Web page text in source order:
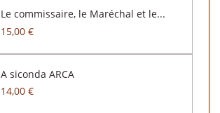
Le commissaire, le Maréchal et le...
15,00 €
A siconda ARCA
14,00 €